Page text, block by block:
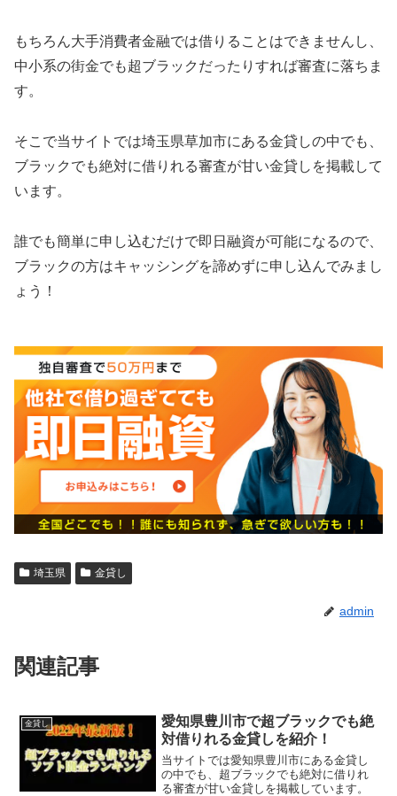
もちろん大手消費者金融では借りることはできませんし、
中小系の街金でも超ブラックだったりすれば審査に落ちま
す。
そこで当サイトでは埼玉県草加市にある金貸しの中でも、
ブラックでも絶対に借りれる審査が甘い金貸しを掲載して
います。
誰でも簡単に申し込むだけで即日融資が可能になるので、
ブラックの方はキャッシングを諦めずに申し込んでみまし
ょう！
埼玉県 金貸し
admin
関連記事
金貸し
愛知県豊川市で超ブラックでも絶
対借りれる金貸しを紹介！
当サイトでは愛知県豊川市にある金貸し
の中でも、超ブラックでも絶対に借りれ
る審査が甘い金貸しを掲載しています。